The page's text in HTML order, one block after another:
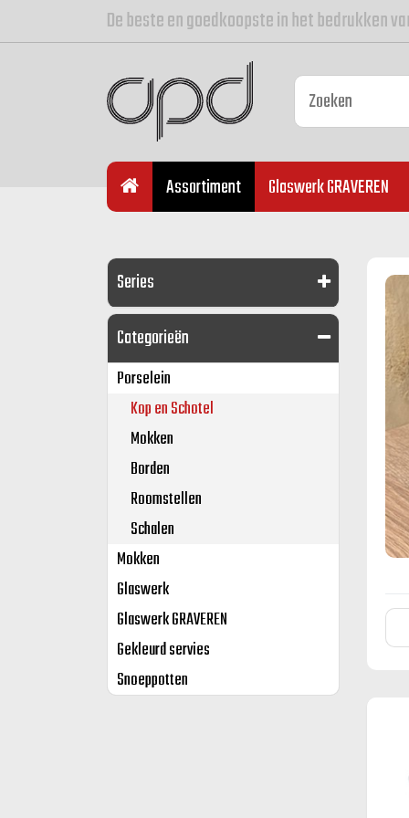
De beste en goedkoopste in het bedrukken
Assortiment Glaswerk GRAVEREN
Series
Categorieën
Porselein
Kop en Schotel
Mokken
Borden
Roomstellen
Schalen
Mokken
Glaswerk
Glaswerk GRAVEREN
Gekleurd servies
Snoeppotten